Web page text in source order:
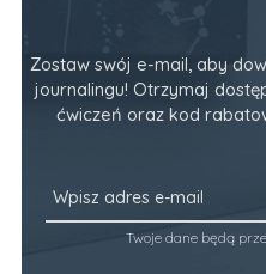
Zostaw swój e-mail, aby
journalingu! Otrzymaj
ćwiczeń oraz kod
Twoje dane będą